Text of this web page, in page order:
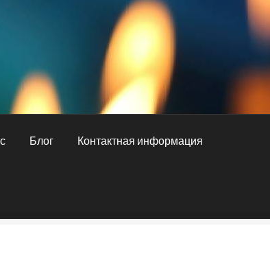
Блог Контактная информация